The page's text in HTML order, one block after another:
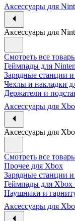
Аксессуары для
Аксессуары для
Смотреть все
Геймпады для
Зарядные станции
Чехлы и накладки
Держатели и
Аксессуары для
Аксессуары для
Смотреть все
Прочее для Xbox
Зарядные станции
Геймпады для Xbox
Наушники и
Аксессуары для